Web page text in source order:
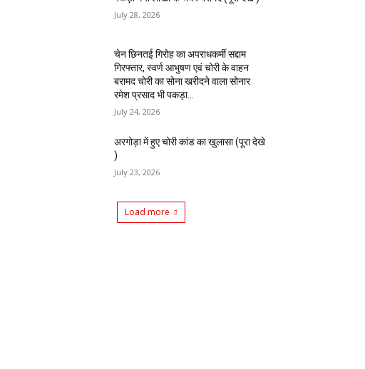
July 28, 2026
चेन छिनतई गिरोह का अपराधकर्मी सद्दाम
गिरफ्तार, स्वर्ण आभुषण एवं चोरी के वाहन
बरामद चोरी का सोना खरीदने वाला सोनार
रमेश प्रसाद भी पकड़ा...
July 24, 2026
अरगोड़ा में हुए चोरी कांड का खुलासा (पूरा देखे
)
July 23, 2026
Load more